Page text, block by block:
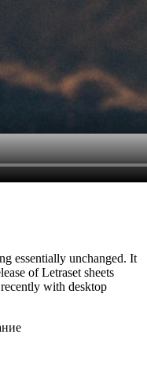
essentially unchanged. It
of Letraset sheets
with desktop